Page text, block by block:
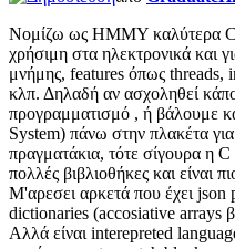
Νομίζω ως ΗΜΜΥ καλύτερα C
χρήσιμη στα ηλεκτρονικά και
μνήμης, features όπως threads,
κλπ. Δηλαδή αν ασχοληθεί
προγραμματισμό , ή βάλουμε
System) πάνω στην πλακέτα
πραγματάκια, τότε σίγουρα η C
πολλές βιβλιοθήκες και είναι
Μ'αρεσει αρκετά που έχει
dictionaries (accosiative arrays
Αλλά είναι interepreted